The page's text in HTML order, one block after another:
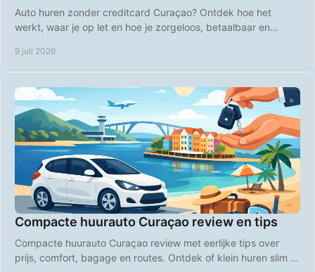
Auto huren zonder creditcard Curaçao? Ontdek hoe het
werkt, waar je op let en hoe je zorgeloos, betaalbaar en
9 juli 2026
Compacte huurauto Curaçao review en tips
Compacte huurauto Curaçao review met eerlijke tips over
prijs, comfort, bagage en routes. Ontdek of klein huren slim is